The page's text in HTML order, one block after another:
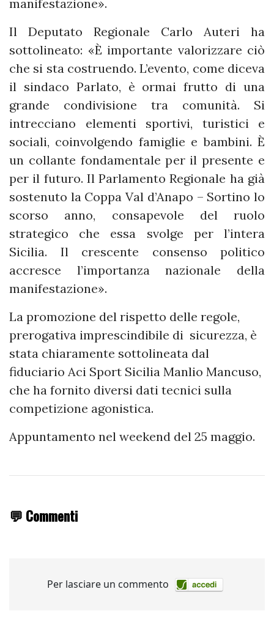
manifestazione».
Il Deputato Regionale Carlo Auteri ha
sottolineato: «È importante valorizzare ciò
che si sta costruendo. L’evento, come diceva
il sindaco Parlato, è ormai frutto di una
grande condivisione tra comunità. Si
intrecciano elementi sportivi, turistici e
sociali, coinvolgendo famiglie e bambini. È
un collante fondamentale per il presente e
per il futuro. Il Parlamento Regionale ha già
sostenuto la Coppa Val d’Anapo – Sortino lo
scorso anno, consapevole del ruolo
strategico che essa svolge per l’intera
Sicilia. Il crescente consenso politico
accresce l’importanza nazionale della
manifestazione».
La promozione del rispetto delle regole,
prerogativa imprescindibile di sicurezza, è
stata chiaramente sottolineata dal
fiduciario Aci Sport Sicilia Manlio Mancuso,
che ha fornito diversi dati tecnici sulla
competizione agonistica.
Appuntamento nel weekend del 25 maggio.
💬 Commenti